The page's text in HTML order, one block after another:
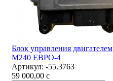
Блок управления двигателем
М240 ЕВРО-4
Артикул: -55.3763
59 000,00 c